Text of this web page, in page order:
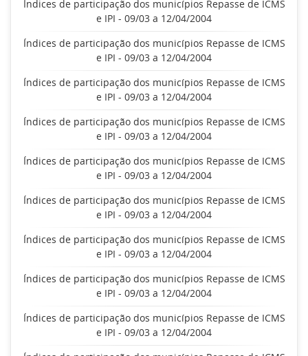
Índices de participação dos municípios Repasse de ICMS
e IPI - 09/03 a 12/04/2004
Índices de participação dos municípios Repasse de ICMS
e IPI - 09/03 a 12/04/2004
Índices de participação dos municípios Repasse de ICMS
e IPI - 09/03 a 12/04/2004
Índices de participação dos municípios Repasse de ICMS
e IPI - 09/03 a 12/04/2004
Índices de participação dos municípios Repasse de ICMS
e IPI - 09/03 a 12/04/2004
Índices de participação dos municípios Repasse de ICMS
e IPI - 09/03 a 12/04/2004
Índices de participação dos municípios Repasse de ICMS
e IPI - 09/03 a 12/04/2004
Índices de participação dos municípios Repasse de ICMS
e IPI - 09/03 a 12/04/2004
Índices de participação dos municípios Repasse de ICMS
e IPI - 09/03 a 12/04/2004